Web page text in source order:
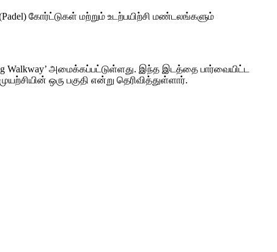
கோர்ட்டுகள் மற்றும் உடற்பயிற்சி மண்டலங்களும்
Walkway’ அமைக்கப்பட்டுள்ளது. இந்த இடத்தை பார்வையிட்ட
ஒரு பகுதி என்று தெரிவித்துள்ளார்.